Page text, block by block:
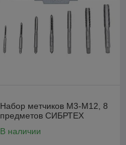
Набор метчиков М3-М12, 8
предметов СИБРТЕХ
В наличии